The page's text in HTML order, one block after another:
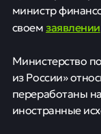
министр
своемзаявлении
Министерство
из России»
переработаны
иностранные